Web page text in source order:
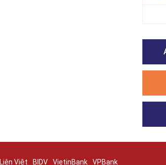
Liên Việt BIDV VietinBank VPBank